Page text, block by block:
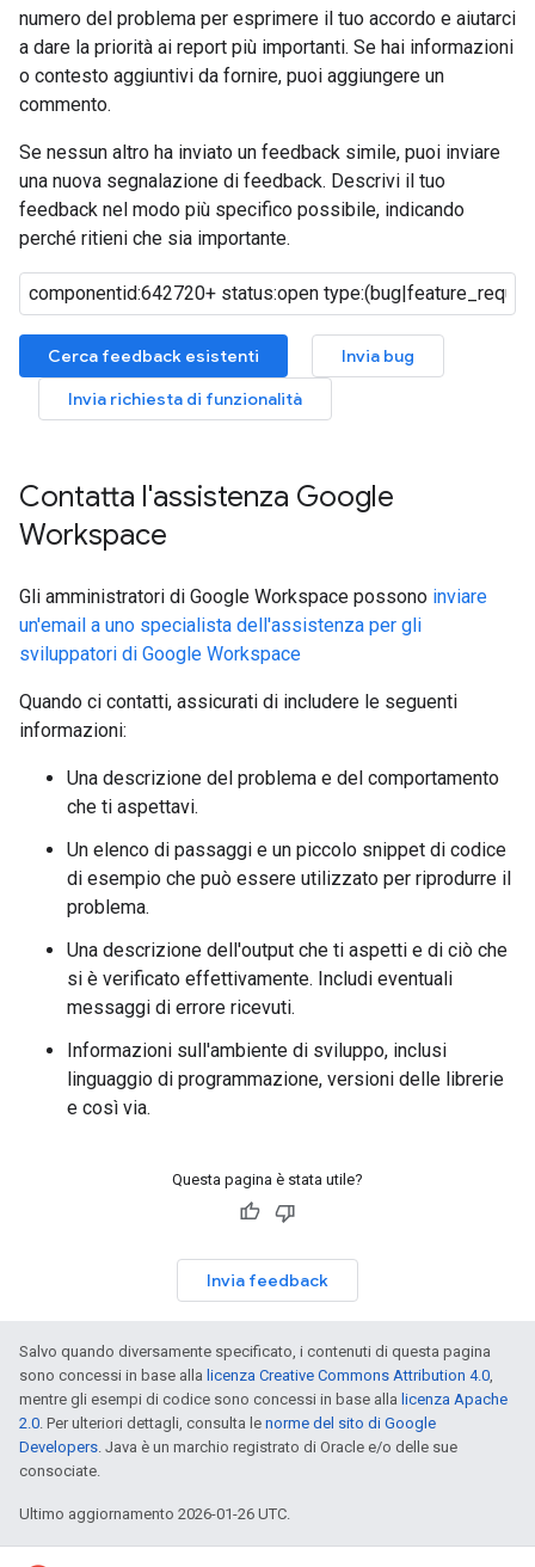
numero del problema per esprimere il tuo accordo e aiutarci
a dare la priorità ai report più importanti. Se hai informazioni
o contesto aggiuntivi da fornire, puoi aggiungere un
commento.
Se nessun altro ha inviato un feedback simile, puoi inviare
una nuova segnalazione di feedback. Descrivi il tuo
feedback nel modo più specifico possibile, indicando
perché ritieni che sia importante.
Cerca feedback esistenti
Invia bug
Invia richiesta di funzionalità
Contatta l'assistenza Google
Workspace
Gli amministratori di Google Workspace possono inviare
un'email a uno specialista dell'assistenza per gli
sviluppatori di Google Workspace
Quando ci contatti, assicurati di includere le seguenti
informazioni:
Una descrizione del problema e del comportamento
che ti aspettavi.
Un elenco di passaggi e un piccolo snippet di codice
di esempio che può essere utilizzato per riprodurre il
problema.
Una descrizione dell'output che ti aspetti e di ciò che
si è verificato effettivamente. Includi eventuali
messaggi di errore ricevuti.
Informazioni sull'ambiente di sviluppo, inclusi
linguaggio di programmazione, versioni delle librerie
e così via.
Questa pagina è stata utile?
Invia feedback
Salvo quando diversamente specificato, i contenuti di questa pagina
sono concessi in base alla licenza Creative Commons Attribution 4.0,
mentre gli esempi di codice sono concessi in base alla licenza Apache
2.0. Per ulteriori dettagli, consulta le norme del sito di Google
Developers. Java è un marchio registrato di Oracle e/o delle sue
consociate.
Ultimo aggiornamento 2026-01-26 UTC.